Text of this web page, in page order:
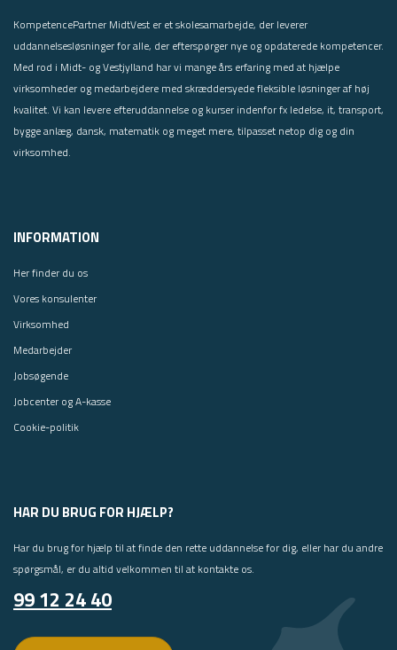
KompetencePartner MidtVest er et skolesamarbejde, der leverer
uddannelsesløsninger for alle, der efterspørger nye og opdaterede kompetencer.
Med rod i Midt- og Vestjylland har vi mange års erfaring med at hjælpe
virksomheder og medarbejdere med skræddersyede fleksible løsninger af høj
kvalitet. Vi kan levere efteruddannelse og kurser indenfor fx ledelse, it, transport,
bygge anlæg, dansk, matematik og meget mere, tilpasset netop dig og din
virksomhed.
INFORMATION
Her finder du os
Vores konsulenter
Virksomhed
Medarbejder
Jobsøgende
Jobcenter og A-kasse
Cookie-politik
HAR DU BRUG FOR HJÆLP?
Har du brug for hjælp til at finde den rette uddannelse for dig, eller har du andre
spørgsmål, er du altid velkommen til at kontakte os.
99 12 24 40